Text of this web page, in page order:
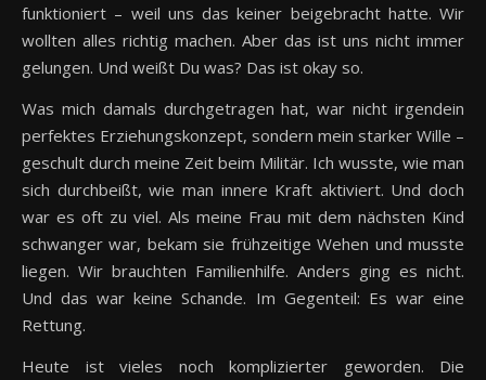
funktioniert – weil uns das keiner beigebracht hatte. Wir
wollten alles richtig machen. Aber das ist uns nicht immer
gelungen. Und weißt Du was? Das ist okay so.
Was mich damals durchgetragen hat, war nicht irgendein
perfektes Erziehungskonzept, sondern mein starker Wille –
geschult durch meine Zeit beim Militär. Ich wusste, wie man
sich durchbeißt, wie man innere Kraft aktiviert. Und doch
war es oft zu viel. Als meine Frau mit dem nächsten Kind
schwanger war, bekam sie frühzeitige Wehen und musste
liegen. Wir brauchten Familienhilfe. Anders ging es nicht.
Und das war keine Schande. Im Gegenteil: Es war eine
Rettung.
Heute ist vieles noch komplizierter geworden. Die